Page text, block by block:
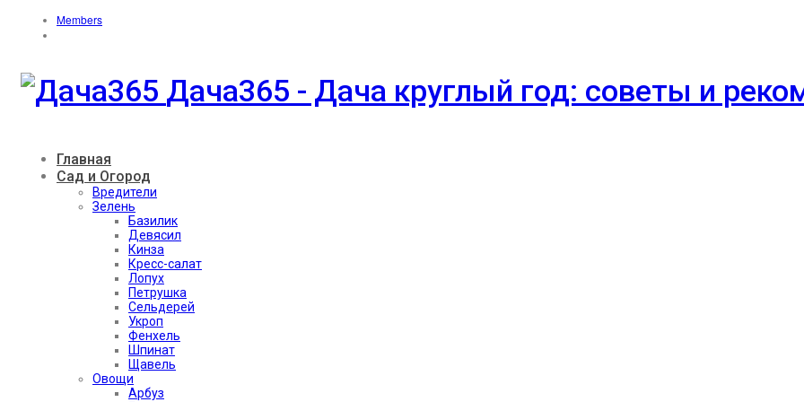
Members
Дача365 - Дача круглый год: советы и
Главная
Сад и Огород
Вредители
Зелень
Базилик
Девясил
Кинза
Кресс-салат
Лопух
Петрушка
Сельдерей
Укроп
Фенхель
Шпинат
Щавель
Овощи
Арбуз